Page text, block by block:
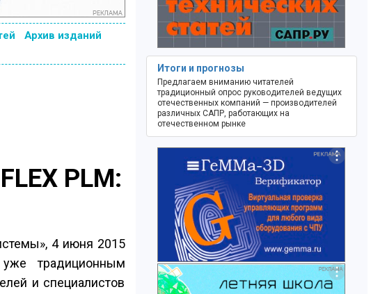
Архив изданий
PLM:
4 июня 2015
традиционным
и специалистов
Итоги и прогнозы
Предлагаем вниманию читателей
традиционный опрос руководителей ведущих
отечественных компаний — производителей
различных САПР, работающих на
отечественном рынке